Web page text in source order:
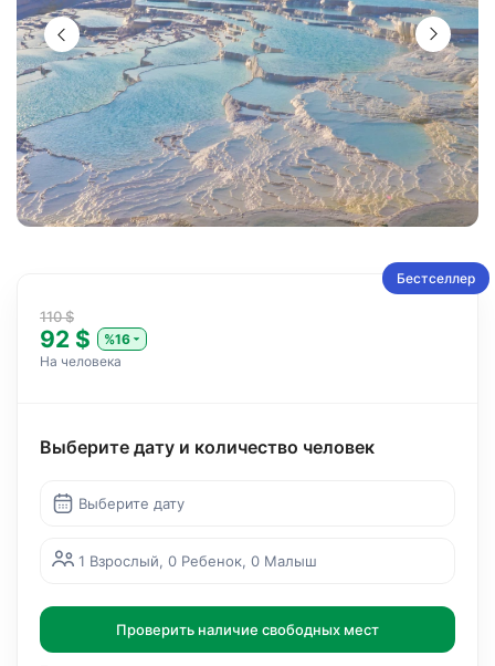
Бестселлер
110 $
92 $
%16
На человека
Выберите дату и количество человек
Выберите дату
1 Взрослый, 0 Ребенок, 0 Малыш
Проверить наличие свободных мест